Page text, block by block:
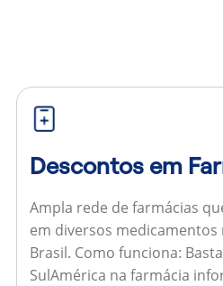
Descontos em
Ampla rede de farmácias
em diversos
Brasil. Como funciona:
SulAmérica na farmácia